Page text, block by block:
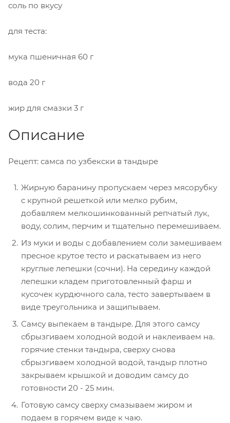
Описание
Рецепт: самса по узбекски в тандыре
Жирную баранину пропускаем через мясорубку
с крупной решеткой или мелко рубим,
добавляем мелкошинкованный репчатый лук,
воду, солим, перчим и тщательно перемешиваем.
Из муки и воды с добавлением соли замешиваем
пресное крутое тесто и раскатываем из него
круглые лепешки (сочни). На середину каждой
лепешки кладем приготовленный фарш и
кусочек курдючного сала, тесто завертываем в
виде треугольника и защипываем.
Самсу выпекаем в тандыре. Для этого самсу
сбрызгиваем холодной водой и наклеиваем на.
горячие стенки тандыра, сверху снова
сбрызгиваем холодной водой, тандыр плотно
закрываем крышкой и доводим самсу до
готовности 20 - 25 мин.
Готовую самсу сверху смазываем жиром и
подаем в горячем виде к чаю.
соль по вкусу
для теста:
мука пшеничная 60 г
вода 20 г
жир для смазки 3 г